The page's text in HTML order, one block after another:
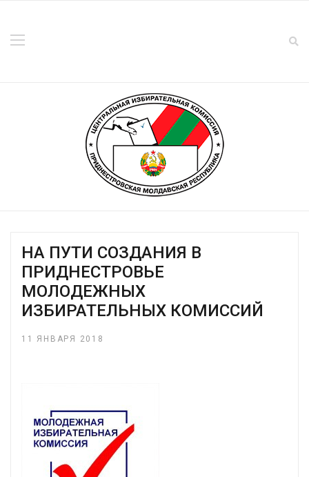
НА ПУТИ СОЗДАНИЯ В
ПРИДНЕСТРОВЬЕ
МОЛОДЕЖНЫХ
ИЗБИРАТЕЛЬНЫХ КОМИССИЙ
11 ЯНВАРЯ 2018